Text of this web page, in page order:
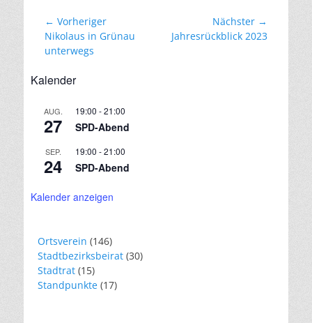
Beitragsnavigation
← Vorheriger
Vorheriger
Beitrag:
Nikolaus in Grünau
unterwegs
Nächster →
Nächster
Jahresrückblick 2023
Kalender
AUG.
27
19:00 -21:00
SPD-Abend
SEP.
24
19:00 -21:00
SPD-Abend
Kalender anzeigen
Ortsverein (146)
Stadtbezirksbeirat (30)
Stadtrat (15)
Standpunkte (17)